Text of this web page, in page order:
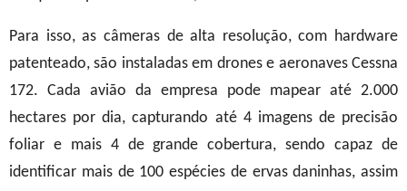
Para isso, as câmeras de alta resolução, com hardware
patenteado, são instaladas em drones e aeronaves Cessna
172. Cada avião da empresa pode mapear até 2.000
hectares por dia, capturando até 4 imagens de precisão
foliar e mais 4 de grande cobertura, sendo capaz de
identificar mais de 100 espécies de ervas daninhas, assim